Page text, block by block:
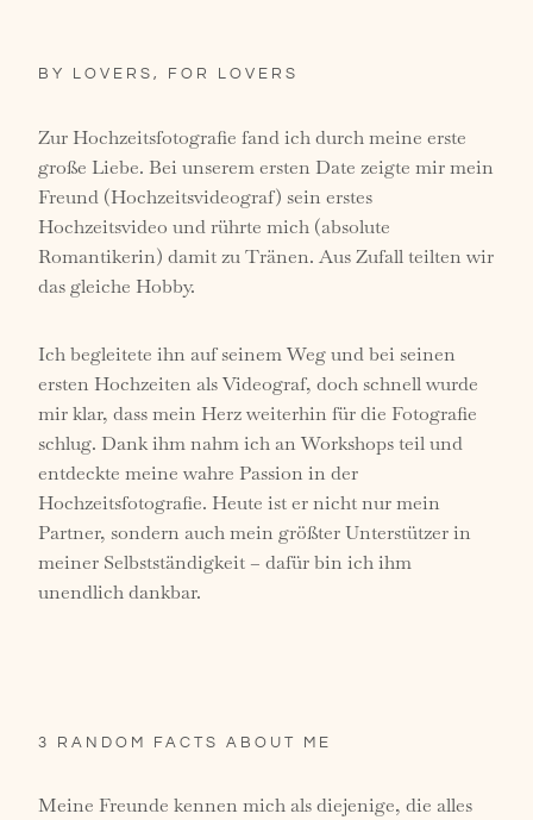
BY LOVERS, FOR LOVERS
Zur Hochzeitsfotografie fand ich durch meine erste
große Liebe. Bei unserem ersten Date zeigte mir mein
Freund (Hochzeitsvideograf) sein erstes
Hochzeitsvideo und rührte mich (absolute
Romantikerin) damit zu Tränen. Aus Zufall teilten wir
das gleiche Hobby.
Ich begleitete ihn auf seinem Weg und bei seinen
ersten Hochzeiten als Videograf, doch schnell wurde
mir klar, dass mein Herz weiterhin für die Fotografie
schlug. Dank ihm nahm ich an Workshops teil und
entdeckte meine wahre Passion in der
Hochzeitsfotografie. Heute ist er nicht nur mein
Partner, sondern auch mein größter Unterstützer in
meiner Selbstständigkeit – dafür bin ich ihm
unendlich dankbar.
3 RANDOM FACTS ABOUT ME
Meine Freunde kennen mich als diejenige, die alles